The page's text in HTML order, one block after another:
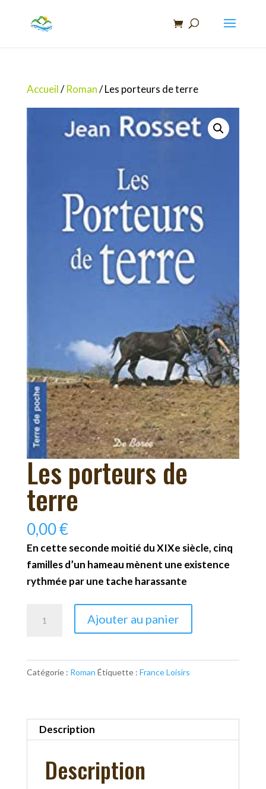
Accueil/Roman/ Les porteurs de terre
Les porteurs de
terre
0,00€
En cette seconde moitié du XIXe siècle, cinq
familles d’un hameau mènent une existence
rythmée par une tache harassante
porteurs
de
Ajouter au panier
Catégorie : Roman Étiquette : France Loisirs
Description
Description